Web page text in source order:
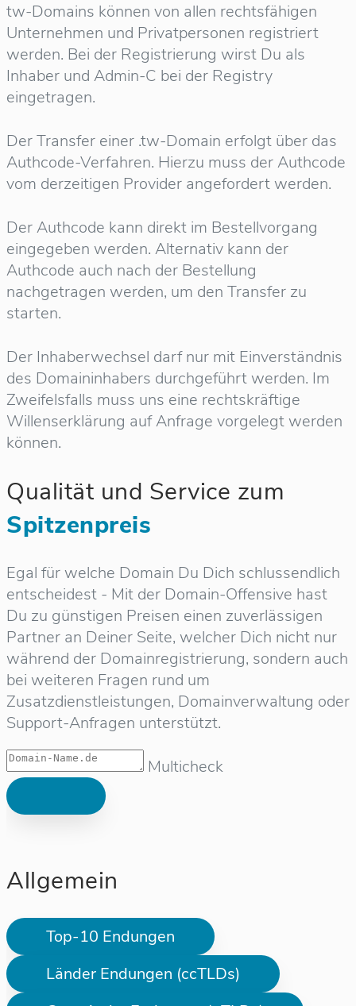
tw-Domains können von allen rechtsfähigen
Unternehmen und Privatpersonen registriert
werden. Bei der Registrierung wirst Du als
Inhaber und Admin-C bei der Registry
eingetragen.
Der Transfer einer .tw-Domain erfolgt über das
Authcode-Verfahren. Hierzu muss der Authcode
vom derzeitigen Provider angefordert werden.
Der Authcode kann direkt im Bestellvorgang
eingegeben werden. Alternativ kann der
Authcode auch nach der Bestellung
nachgetragen werden, um den Transfer zu
starten.
Der Inhaberwechsel darf nur mit Einverständnis
des Domaininhabers durchgeführt werden. Im
Zweifelsfalls muss uns eine rechtskräftige
Willenserklärung auf Anfrage vorgelegt werden
können.
Qualität und Service zum
Spitzenpreis
Egal für welche Domain Du Dich schlussendlich
entscheidest - Mit der Domain-Offensive hast
Du zu günstigen Preisen einen zuverlässigen
Partner an Deiner Seite, welcher Dich nicht nur
während der Domainregistrierung, sondern auch
bei weiteren Fragen rund um
Zusatzdienstleistungen, Domainverwaltung oder
Support-Anfragen unterstützt.
Multicheck
Allgemein
Top-10 Endungen
Länder Endungen (ccTLDs)